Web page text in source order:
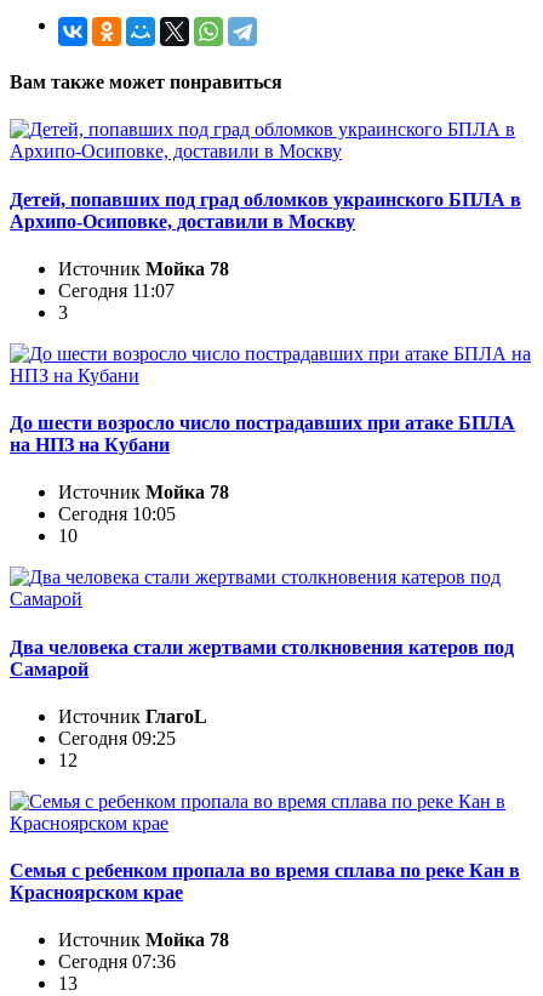
Вам также может понравиться
Детей, попавших под град обломков украинского БПЛА в
Архипо-Осиповке, доставили в Москву
Источник Мойка 78
Сегодня 11:07
3
До шести возросло число пострадавших при атаке БПЛА
на НПЗ на Кубани
Источник Мойка 78
Сегодня 10:05
10
Два человека стали жертвами столкновения катеров под
Самарой
Источник ГлагоL
Сегодня 09:25
12
Семья с ребенком пропала во время сплава по реке Кан в
Красноярском крае
Источник Мойка 78
Сегодня 07:36
13